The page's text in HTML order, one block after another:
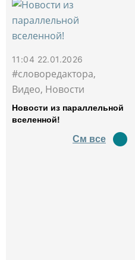
11:04 22.01.2026
#словоредактора,
Видео, Новости
Новости из параллельной
вселенной!
См все